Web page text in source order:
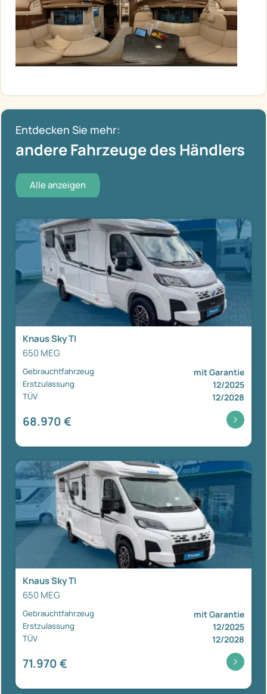
Entdecken Sie mehr:
andere Fahrzeuge des Händlers
Alle anzeigen
Knaus Sky TI
650 MEG
Gebrauchtfahrzeug mit Garantie
Erstzulassung 12/2025
TÜV 12/2028
68.970 €
Knaus Sky TI
650 MEG
Gebrauchtfahrzeug mit Garantie
Erstzulassung 12/2025
TÜV 12/2028
71.970 €